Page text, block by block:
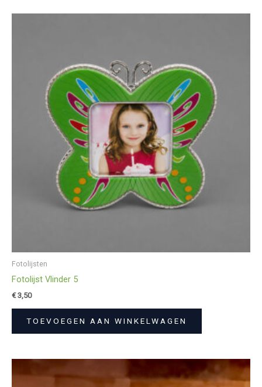
Fotolijsten
Fotolijst Vlinder 5
€3,50
TOEVOEGEN AAN WINKELWAGEN